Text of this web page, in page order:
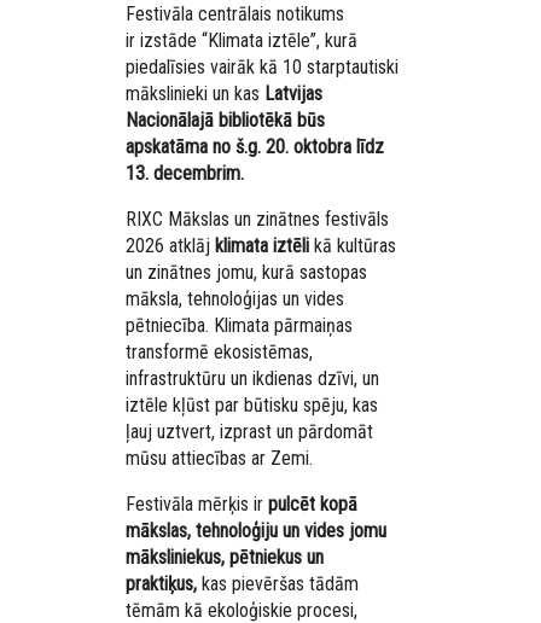
Festivāla centrālais notikums
ir izstāde “Klimata iztēle”, kurā
piedalīsies vairāk kā 10 starptautiski
mākslinieki un kas Latvijas
Nacionālajā bibliotēkā būs
apskatāma no š.g. 20. oktobra līdz
13. decembrim.
RIXC Mākslas un zinātnes festivāls
2026 atklāj klimata iztēli kā kultūras
un zinātnes jomu, kurā sastopas
māksla, tehnoloģijas un vides
pētniecība. Klimata pārmaiņas
transformē ekosistēmas,
infrastruktūru un ikdienas dzīvi, un
iztēle kļūst par būtisku spēju, kas
ļauj uztvert, izprast un pārdomāt
mūsu attiecības ar Zemi.
Festivāla mērķis ir pulcēt kopā
mākslas, tehnoloģiju un vides jomu
māksliniekus, pētniekus un
praktiķus, kas pievēršas tādām
tēmām kā ekoloģiskie procesi,